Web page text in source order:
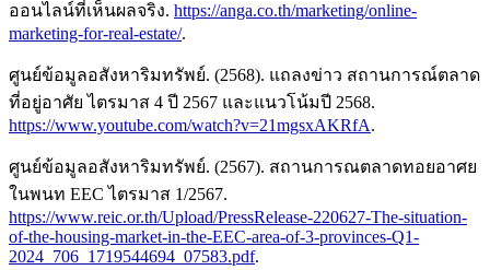
ออนไลน์ที่เห็นผลจริง. https://anga.co.th/marketing/online-
marketing-for-real-estate/.
ศูนย์ข้อมูลอสังหาริมทรัพย์. (2568). แถลงข่าว สถานการณ์ตลาด
ที่อยู่อาศัย ไตรมาส 4 ปี 2567 และแนวโน้มปี 2568.
https://www.youtube.com/watch?v=21mgsxAKRfA.
ศูนย์ข้อมูลอสังหาริมทรัพย์. (2567). สถานการณตลาดทอยอาศย
ในพนท EEC ไตรมาส 1/2567.
https://www.reic.or.th/Upload/PressRelease-220627-The-situation-
of-the-housing-market-in-the-EEC-area-of-3-provinces-Q1-
2024_706_1719544694_07583.pdf.